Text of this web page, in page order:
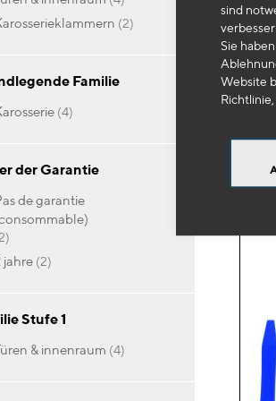
sind
Sie
Website
Richtlinie,
Air
karosserieklammern 2Artikel
Familie
karosserie 4Artikel
der Garantie
2Artikel
2 jahre 2Artikel
Stufe 1
türen & innenraum 4Artikel